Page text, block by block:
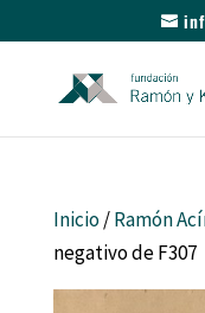
Inicio/Ramón
negativo de F307